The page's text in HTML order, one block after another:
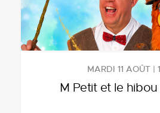
MARDI 11 AOÛT |
M Petit et le